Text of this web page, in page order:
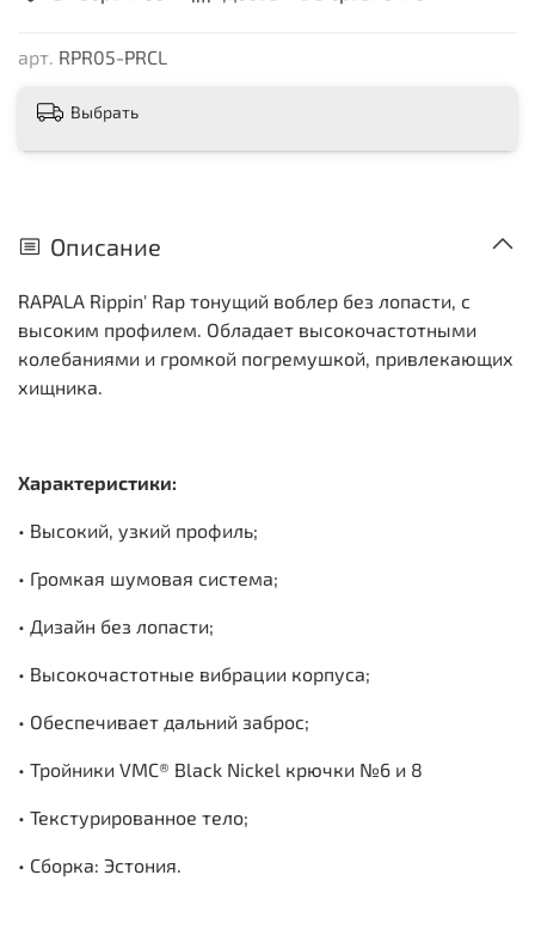
арт. RPR05-PRCL
Выбрать
Описание
RAPALA Rippin' Rap тонущий воблер без лопасти, с
высоким профилем. Обладает высокочастотными
колебаниями и громкой погремушкой, привлекающих
хищника.
Характеристики:
• Высокий, узкий профиль;
• Громкая шумовая система;
• Дизайн без лопасти;
• Высокочастотные вибрации корпуса;
• Обеспечивает дальний заброс;
• Тройники VMC® Black Nickel крючки №6 и 8
• Текстурированное тело;
• Сборка: Эстония.